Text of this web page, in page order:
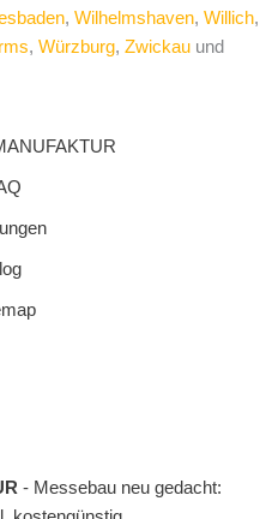
, Wilhelmshaven, Willich,
, Würzburg, Zwickau und
- Messebau neu gedacht: